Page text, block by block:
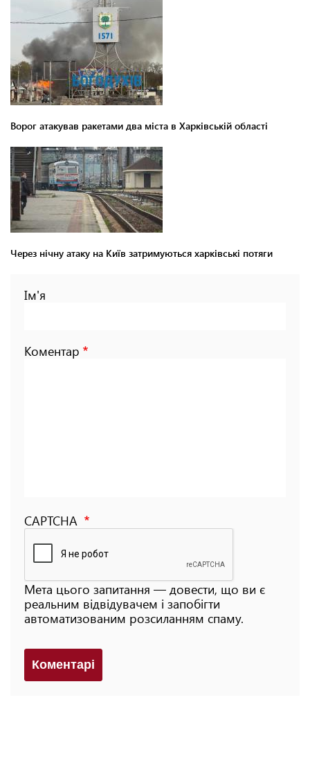
Ворог атакував ракетами два міста в Харківській області
Через нічну атаку на Київ затримуються харківські потяги
Ім'я
Коментар
CAPTCHA
Мета цього запитання — довести, що ви є
реальним відвідувачем і запобігти
автоматизованим розсиланням спаму.
Коментарi